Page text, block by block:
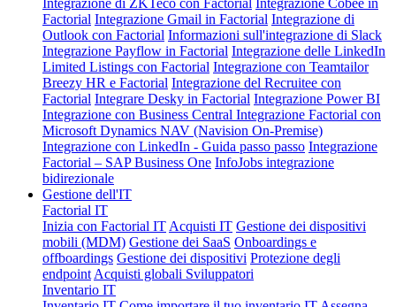
Factorial Integrazione Gmail in Factorial Integrazione di
Outlook con Factorial Informazioni sull'integrazione di Slack
Integrazione Payflow in Factorial Integrazione delle LinkedIn
Limited Listings con Factorial Integrazione con Teamtailor
Breezy HR e Factorial Integrazione del Recruitee con
Factorial Integrare Desky in Factorial Integrazione Power BI
Integrazione con Business Central Integrazione Factorial con
Microsoft Dynamics NAV (Navision On-Premise)
Integrazione con LinkedIn - Guida passo passo Integrazione
Factorial – SAP Business One InfoJobs integrazione
bidirezionale
Gestione dell'IT
Factorial IT
Inizia con Factorial IT Acquisti IT Gestione dei dispositivi
mobili (MDM) Gestione dei SaaS Onboardings e
offboardings Gestione dei dispositivi Protezione degli
endpoint Acquisti globali Sviluppatori
Inventario IT